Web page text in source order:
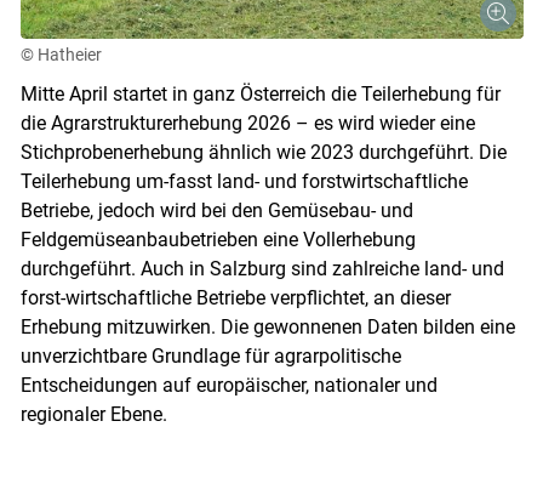
© Hatheier
Mitte April startet in ganz Österreich die Teilerhebung für
die Agrarstrukturerhebung 2026 – es wird wieder eine
Stichprobenerhebung ähnlich wie 2023 durchgeführt. Die
Teilerhebung um-fasst land- und forstwirtschaftliche
Betriebe, jedoch wird bei den Gemüsebau- und
Feldgemüseanbaubetrieben eine Vollerhebung
durchgeführt. Auch in Salzburg sind zahlreiche land- und
forst-wirtschaftliche Betriebe verpflichtet, an dieser
Erhebung mitzuwirken. Die gewonnenen Daten bilden eine
unverzichtbare Grundlage für agrarpolitische
Entscheidungen auf europäischer, nationaler und
regionaler Ebene.